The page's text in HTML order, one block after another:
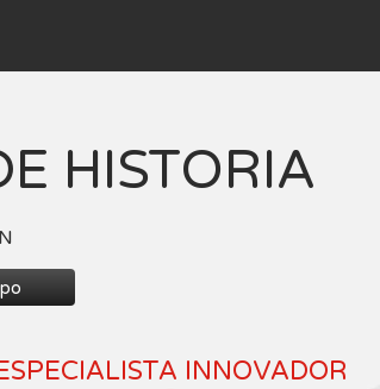
HISTORIA
INNOVADOR